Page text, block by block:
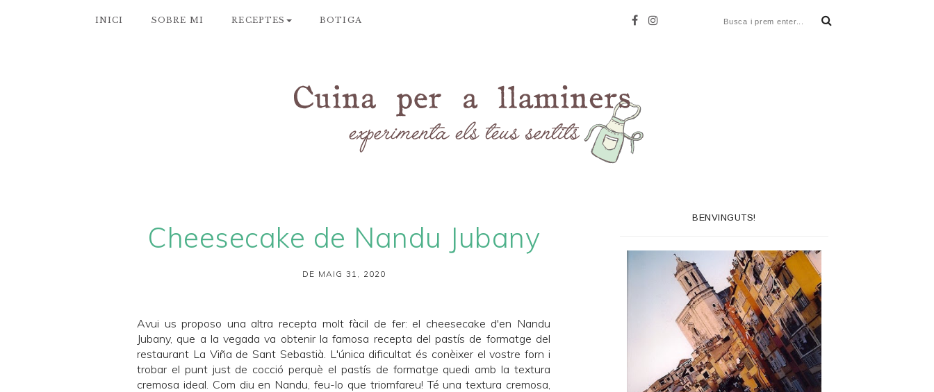
INICI SOBRE MI RECEPTES BOTIGA
Cheesecake de Nandu Jubany
DE MAIG 31, 2020
Avui us proposo una altra recepta molt fàcil de fer: el cheesecake d'en Nandu
Jubany, que a la vegada va obtenir la famosa recepta del pastís de formatge del
restaurant La Viña de Sant Sebastià. L'única dificultat és conèixer el vostre forn i
trobar el punt just de cocció perquè el pastís de formatge quedi amb la textura
cremosa ideal. Com diu en Nandu, feu-lo que triomfareu! Té una textura cremosa,
BENVINGUTS!